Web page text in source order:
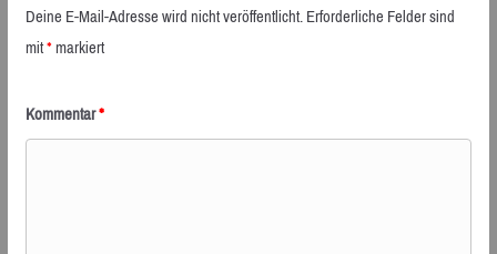
Deine E-Mail-Adresse wird nicht veröffentlicht.Erforderliche Felder sind
mit*markiert
Kommentar*